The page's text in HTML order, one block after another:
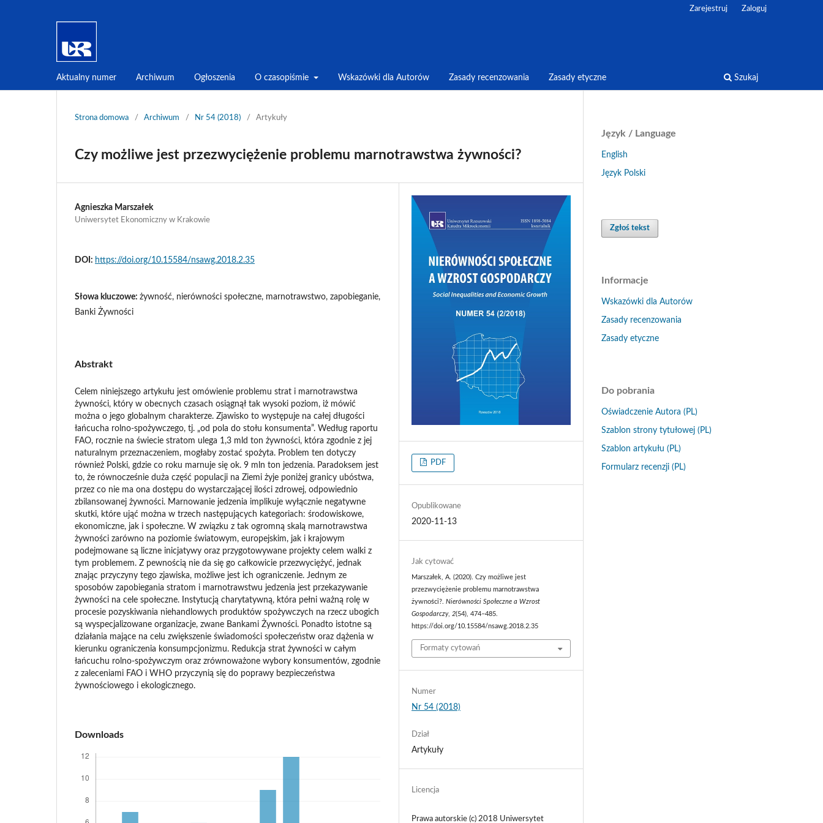
Aktualny numer Archiwum Ogłoszenia O czasopiśmie Wskazówki dla Autorów Zasady recenzowania Zasady etyczne Szukaj
Zarejestruj Zaloguj
Strona domowa / Archiwum / Nr 54 (2018) / Artykuły
Czy możliwe jest przezwyciężenie problemu marnotrawstwa żywności?
Agnieszka Marszałek
Uniwersytet Ekonomiczny w Krakowie
DOI: https://doi.org/10.15584/nsawg.2018.2.35
Słowa kluczowe: żywność, nierówności społeczne, marnotrawstwo, zapobieganie,
Banki Żywności
Abstrakt
Celem niniejszego artykułu jest omówienie problemu strat i marnotrawstwa
żywności, który w obecnych czasach osiągnął tak wysoki poziom, iż mówić
można o jego globalnym charakterze. Zjawisko to występuje na całej długości
łańcucha rolno-spożywczego, tj. „od pola do stołu konsumenta”. Według raportu
FAO, rocznie na świecie stratom ulega 1,3 mld ton żywności, która zgodnie z jej
naturalnym przeznaczeniem, mogłaby zostać spożyta. Problem ten dotyczy
również Polski, gdzie co roku marnuje się ok. 9 mln ton jedzenia. Paradoksem jest
to, że równocześnie duża część populacji na Ziemi żyje poniżej granicy ubóstwa,
przez co nie ma ona dostępu do wystarczającej ilości zdrowej, odpowiednio
zbilansowanej żywności. Marnowanie jedzenia implikuje wyłącznie negatywne
skutki, które ująć można w trzech następujących kategoriach: środowiskowe,
ekonomiczne, jak i społeczne. W związku z tak ogromną skalą marnotrawstwa
żywności zarówno na poziomie światowym, europejskim, jak i krajowym
podejmowane są liczne inicjatywy oraz przygotowywane projekty celem walki z
tym problemem. Z pewnością nie da się go całkowicie przezwyciężyć, jednak
znając przyczyny tego zjawiska, możliwe jest ich ograniczenie. Jednym ze
sposobów zapobiegania stratom i marnotrawstwu jedzenia jest przekazywanie
żywności na cele społeczne. Instytucją charytatywną, która pełni ważną rolę w
procesie pozyskiwania niehandlowych produktów spożywczych na rzecz ubogich
są wyspecjalizowane organizacje, zwane Bankami Żywności. Ponadto istotne są
działania mające na celu zwiększenie świadomości społeczeństw oraz dążenia w
kierunku ograniczenia konsumpcjonizmu. Redukcja strat żywności w całym
łańcuchu rolno-spożywczym oraz zrównoważone wybory konsumentów, zgodnie
z zaleceniami FAO i WHO przyczynią się do poprawy bezpieczeństwa
żywnościowego i ekologicznego.
Downloads
PDF
Opublikowane
2020-11-13
Jak cytować
Marszałek, A. (2020). Czy możliwe jest
przezwyciężenie problemu marnotrawstwa
żywności?.Nierówności Społeczne a Wzrost
Gospodarczy,2(54), 474–485.
https://doi.org/10.15584/nsawg.2018.2.35
Formaty cytowań
Numer
Nr 54 (2018)
Dział
Artykuły
Licencja
Prawa autorskie (c) 2018 Uniwersytet
Język / Language
English
Język Polski
Zgłoś tekst
Informacje
Wskazówki dla Autorów
Zasady recenzowania
Zasady etyczne
Do pobrania
Oświadczenie Autora (PL)
Szablon strony tytułowej (PL)
Szablon artykułu (PL)
Formularz recenzji (PL)